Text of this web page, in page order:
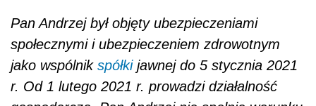
Pan Andrzej był objęty ubezpieczeniami
społecznymi i ubezpieczeniem zdrowotnym
jako wspólnik spółkijawnej do 5 stycznia 2021
r. Od 1 lutego 2021 r. prowadzi działalność